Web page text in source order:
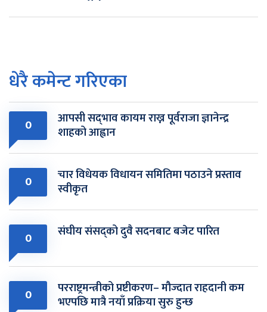
धेरै कमेन्ट गरिएका
0 आपसी सद्‌भाव कायम राख्न पूर्वराजा ज्ञानेन्द्र
शाहको आह्वान
0 चार विधेयक विधायन समितिमा पठाउने प्रस्ताव
स्वीकृत
0 संघीय संसद्को दुवै सदनबाट बजेट पारित
0 परराष्ट्रमन्त्रीको प्रष्टीकरण– मौज्दात राहदानी कम
भएपछि मात्रै नयाँ प्रक्रिया सुरु हुन्छ